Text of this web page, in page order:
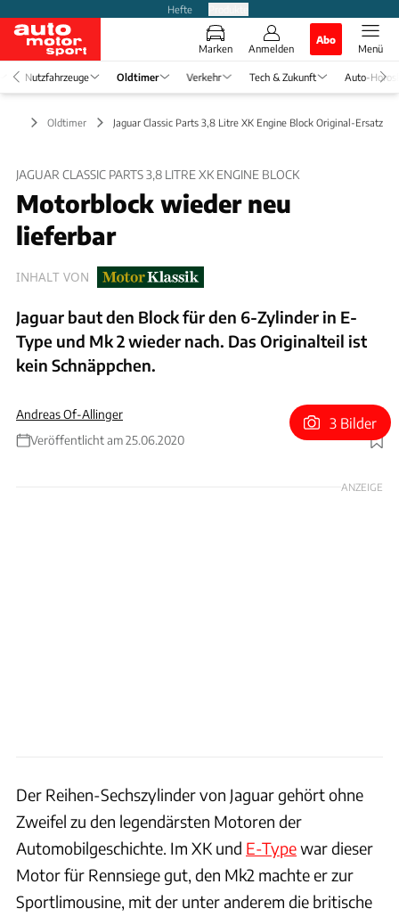
Hefte
Marken Anmelden
Abo
Menü
Nutzfahrzeuge Oldtimer Verkehr Tech & Zukunft Auto-
Oldtimer Jaguar Classic Parts 3,8 Litre XK Engine Block Original-Ersatz
JAGUAR CLASSIC PARTS 3,8 LITRE XK ENGINE BLOCK
Motorblock wieder neu
lieferbar
INHALT VON
Jaguar baut den Block für den 6-Zylinder in E-
Type und Mk 2 wieder nach. Das Originalteil ist
kein Schnäppchen.
Andreas Of-Allinger
Veröffentlicht am 25.06.2020
Foto: Jaguar
3 Bilder
ANZEIGE
Der Reihen-Sechszylinder von Jaguar gehört ohne
Zweifel zu den legendärsten Motoren der
Automobilgeschichte. Im XK und E-Typewar dieser
Motor für Rennsiege gut, den Mk2 machte er zur
Sportlimousine, mit der unter anderem die britische